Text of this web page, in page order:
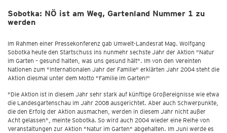
Sobotka: NÖ ist am Weg, Gartenland Nummer 1 zu
werden
Im Rahmen einer Pressekonferenz gab Umwelt-Landesrat Mag. Wolfgang
Sobotka heute den Startschuss ins nunmehr sechste Jahr der Aktion "Natur
im Garten – gesund halten, was uns gesund hält". Im von den Vereinten
Nationen zum "Internationalen Jahr der Familie" erklärten Jahr 2004 steht die
Aktion diesmal unter dem Motto "Familie im Garten!"
"Die Aktion ist in diesem Jahr sehr stark auf künftige Großereignisse wie etwa
die Landesgartenschau im Jahr 2008 ausgerichtet. Aber auch Schwerpunkte,
die den Erfolg der Aktion ausmachen, werden in diesem Jahr nicht außer
Acht gelassen", meinte Sobotka. So wird auch 2004 wieder eine Reihe von
Veranstaltungen zur Aktion "Natur im Garten" abgehalten. Im Juni werde es